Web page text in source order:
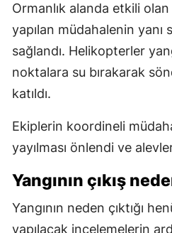
Ormanlık alanda etkili
yapılan müdahalenin yanı
sağlandı. Helikopterler
noktalara su bırakarak
katıldı.
Ekiplerin koordineli
yayılması önlendi ve
Yangının çıkış
Yangının neden çıktığı
yapılacak incelemelerin